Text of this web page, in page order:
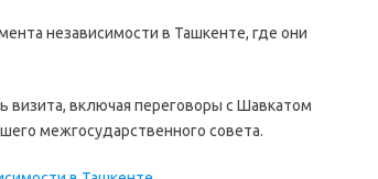
независимости в Ташкенте, где они
визита, включая переговоры с Шавкатом
межгосударственного совета.